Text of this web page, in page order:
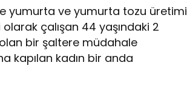
yumurta ve yumurta tozu üretimi
çalışan 44 yaşındaki 2
bir şaltere müdahale
kapılan kadın bir anda